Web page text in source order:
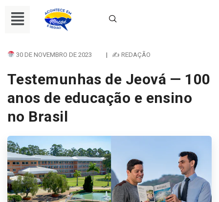
30 DE NOVEMBRO DE 2023 | ✍ REDAÇÃO
Testemunhas de Jeová — 100
anos de educação e ensino
no Brasil